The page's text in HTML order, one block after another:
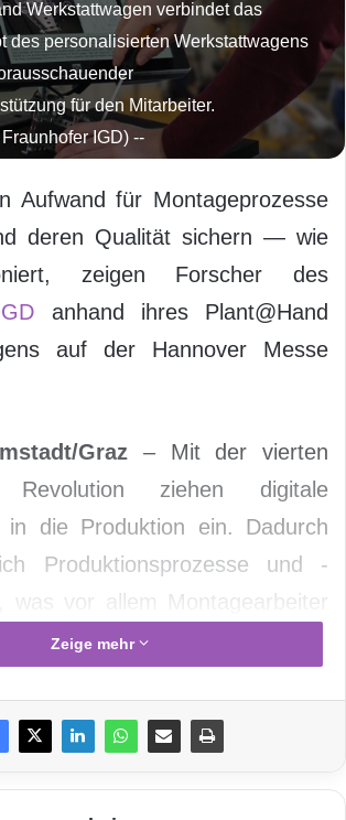
Werkstattwagen verbindet das
des personalisierten Werkstattwagens
für den Mitarbeiter.
IGD) --
Aufwand für Montageprozesse
deren Qualität sichern — wie
zeigen Forscher des
anhand ihres Plant@Hand
auf der Hannover Messe
Graz – Mit der vierten
Revolution ziehen digitale
in die Produktion ein. Dadurch
Produktionsprozesse und -
was vor allem Montagearbeiter
Herausforderungen
Damit dies besser gelingt,
des Fraunhofer IGD
eines davon ist
Zeige mehr